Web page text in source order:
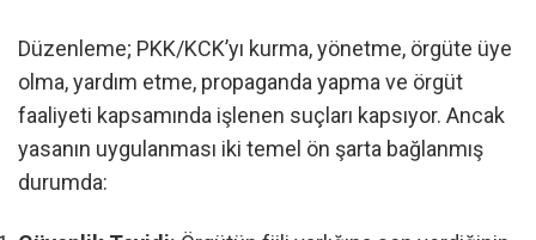
Düzenleme; PKK/KCK’yı kurma, yönetme, örgüte üye
olma, yardım etme, propaganda yapma ve örgüt
faaliyeti kapsamında işlenen suçları kapsıyor. Ancak
yasanın uygulanması iki temel ön şarta bağlanmış
durumda: